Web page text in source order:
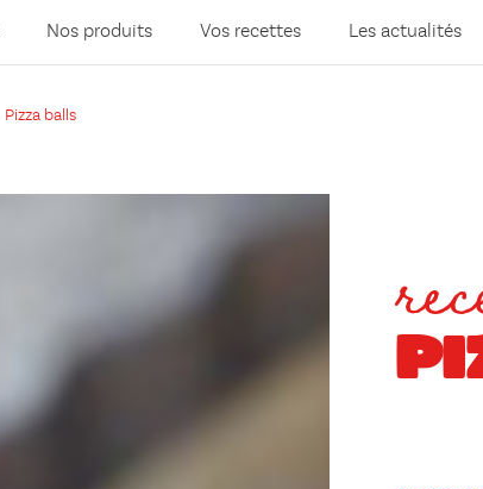
Nos produits Vos recettes Les actualités
Pizza balls